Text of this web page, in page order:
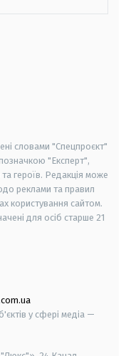
словами "Спецпроєкт"
"Експерт",
героїв. Редакція може
реклами та правил
користування сайтом.
для осіб старше 21
у сфері медіа —